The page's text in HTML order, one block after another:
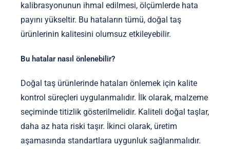
kalibrasyonunun ihmal edilmesi, ölçümlerde hata
payını yükseltir. Bu hataların tümü, doğal taş
ürünlerinin kalitesini olumsuz etkileyebilir.
Bu hatalar nasıl önlenebilir?
Doğal taş ürünlerinde hataları önlemek için kalite
kontrol süreçleri uygulanmalıdır. İlk olarak, malzeme
seçiminde titizlik gösterilmelidir. Kaliteli doğal taşlar,
daha az hata riski taşır. İkinci olarak, üretim
aşamasında standartlara uygunluk sağlanmalıdır.